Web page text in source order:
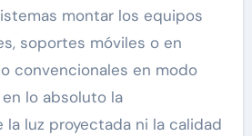
montar los equipos
soportes móviles o en
convencionales en modo
lo absoluto la
la luz proyectada ni la calidad